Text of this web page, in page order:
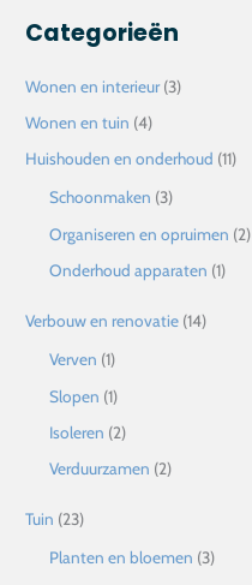
Categorieën
Wonen en interieur(3)
Wonen en tuin (4)
Huishouden en onderhoud (11)
Schoonmaken (3)
Organiseren en opruimen (2)
Onderhoud apparaten (1)
Verbouw en renovatie (14)
Verven (1)
Slopen (1)
Isoleren (2)
Verduurzamen (2)
Tuin (23)
Planten en bloemen (3)